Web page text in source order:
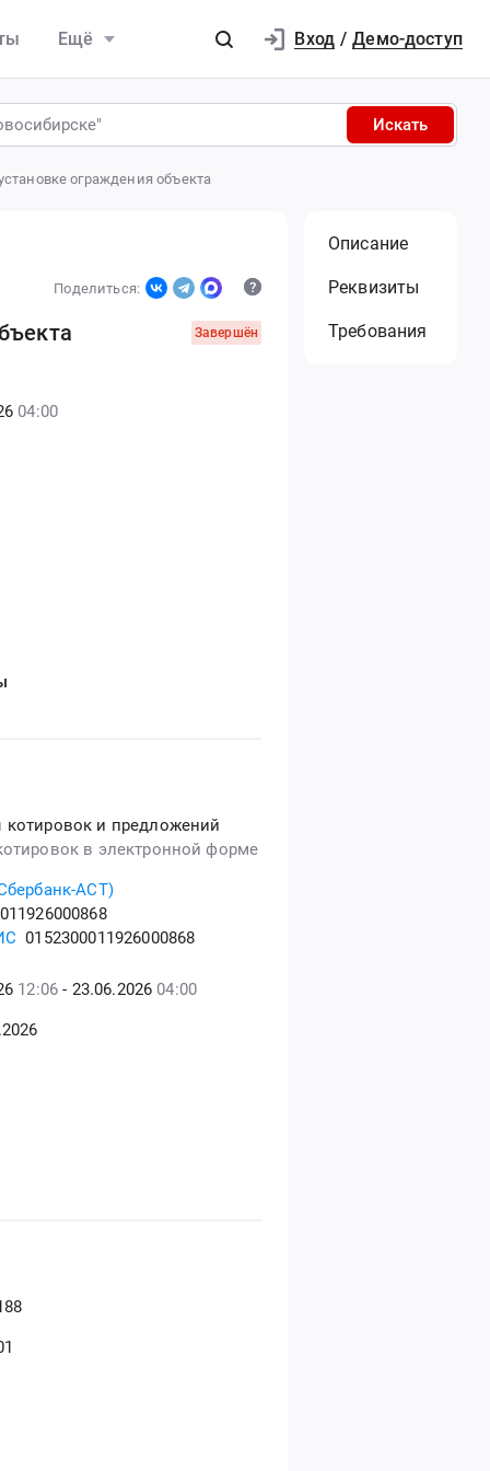
Ещё Вход / Демо-доступ
Искать
ограждения объекта
Поделиться:
Завершён
04:00
котировок и предложений
в электронной форме
АСТ)
0152300011926000868
12:06 - 23.06.2026 04:00
Описание
Реквизиты
Требования